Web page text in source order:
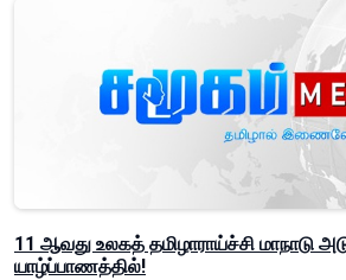
11 ஆவது உலகத் தமிழாராய்ச்சி மாநாடு
யாழ்ப்பாணத்தில்!